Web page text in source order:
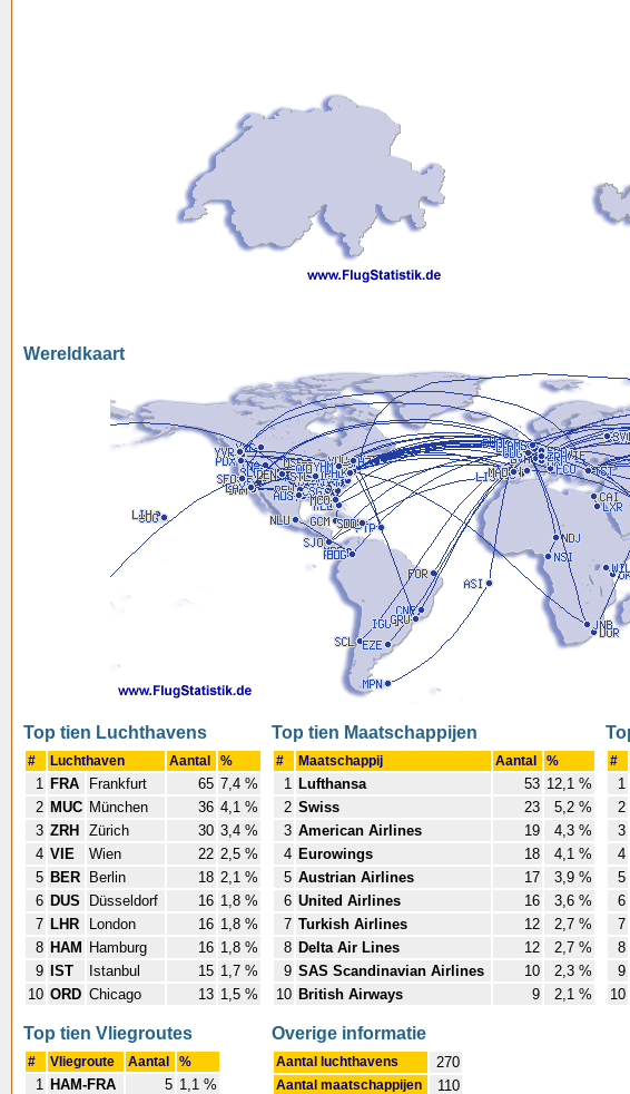
Wereldkaart
Top tien Luchthavens
# Luchthaven Aantal %
1 FRA Frankfurt 65 7,4 %
2 MUC München 36 4,1 %
3 ZRH Zürich 30 3,4 %
4 VIE Wien 22 2,5 %
5 BER Berlin 18 2,1 %
6 DUS Düsseldorf 16 1,8 %
7 LHR London 16 1,8 %
8 HAM Hamburg 16 1,8 %
9
IST Istanbul 15 1,7 %
10 ORD Chicago 13 1,5 %
Top tien Maatschappijen
# Maatschappij Aantal %
1 Lufthansa 53 12,1 %
2 Swiss 23
5,2 %
3 American Airlines 19
4,3 %
4 Eurowings 18
4,1 %
5 Austrian Airlines 17
3,9 %
6 United Airlines 16
3,6 %
7 Turkish Airlines 12
2,7 %
8 Delta Air Lines 12
2,7 %
9 SAS Scandinavian Airlines 10
2,3 %
10 British Airways 9 2,1 %
#
1
2
3
4
5
6
7
8
9
10
Top tien Vliegroutes
# Vliegroute Aantal %
1 HAM-FRA 5 1,1 %
Overige informatie
Aantal luchthavens 270
Aantal maatschappijen 110